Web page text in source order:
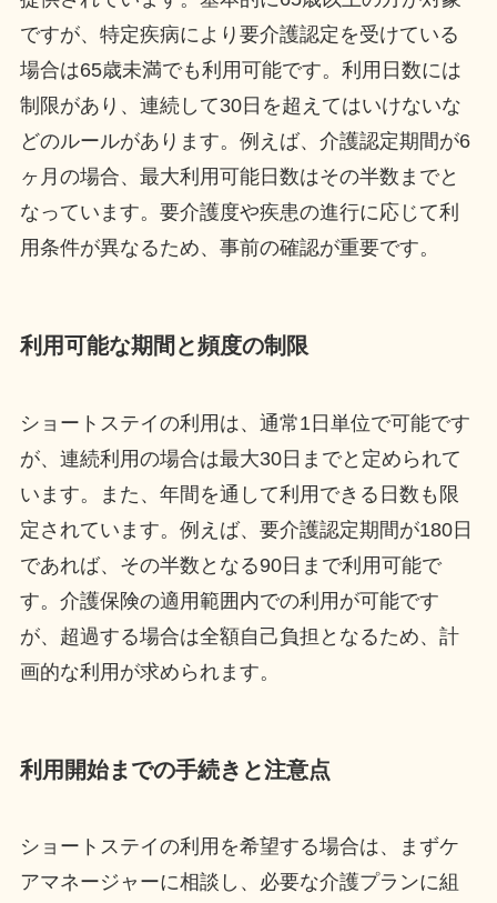
ですが、特定疾病により要介護認定を受けている
場合は65歳未満でも利用可能です。利用日数には
制限があり、連続して30日を超えてはいけないな
どのルールがあります。例えば、介護認定期間が6
ヶ月の場合、最大利用可能日数はその半数までと
なっています。要介護度や疾患の進行に応じて利
用条件が異なるため、事前の確認が重要です。
利用可能な期間と頻度の制限
ショートステイの利用は、通常1日単位で可能です
が、連続利用の場合は最大30日までと定められて
います。また、年間を通して利用できる日数も限
定されています。例えば、要介護認定期間が180日
であれば、その半数となる90日まで利用可能で
す。介護保険の適用範囲内での利用が可能です
が、超過する場合は全額自己負担となるため、計
画的な利用が求められます。
利用開始までの手続きと注意点
ショートステイの利用を希望する場合は、まずケ
アマネージャーに相談し、必要な介護プランに組